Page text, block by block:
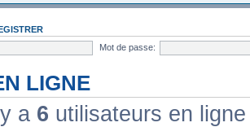
Mot de passe:
LIGNE
a 6 utilisateurs en